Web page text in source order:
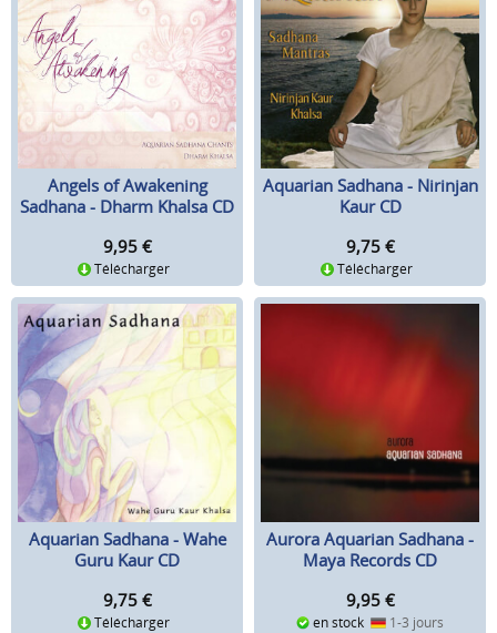
Angels of Awakening
Sadhana - Dharm Khalsa CD
9,95 €
Télécharger
Aquarian Sadhana - Nirinjan
Kaur CD
9,75 €
Télécharger
Aquarian Sadhana - Wahe
Guru Kaur CD
9,75 €
Télécharger
Aurora Aquarian Sadhana -
Maya Records CD
9,95 €
en stock 1-3 jours